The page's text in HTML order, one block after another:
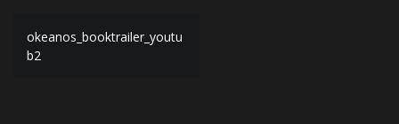
Beitragsnavigation
okeanos_booktrailer_youtu
b2